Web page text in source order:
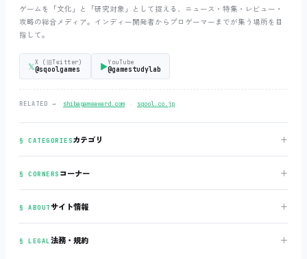
ゲームを「文化」と「研究対象」として捉える、ニュース・特集・レビュー・
攻略の総合メディア。インディー開発者からプロゲーマーまでが集う場所を目
指して。
𝕏X (旧Twitter)
@sqoolgames ▶YouTube
@gamestudylab
RELATED → shibagameaward.com ‧ sqool.co.jp
§ CATEGORIESカテゴリ ＋
§ CORNERS コーナー ＋
§ ABOUTサイト情報 ＋
§ LEGAL法務・規約 ＋